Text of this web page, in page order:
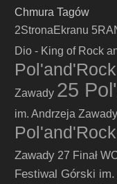
Chmura Tagów
2StronaEkranu
Dio - King of Rock
Pol'and'Rock
Zawady 25
im. Andrzeja Zawady
Pol'and'Rock
Zawady 27 Finał
Festiwal Górski